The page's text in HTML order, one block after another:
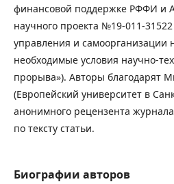
финансовой поддержке РФФИ и
научного проекта №19-011-
управления и самоорганизации
необходимые условия научно-
прорыва»). Авторы благодарят
(Европейский университет в
анонимного рецензента
по тексту статьи.
Биографии авторов